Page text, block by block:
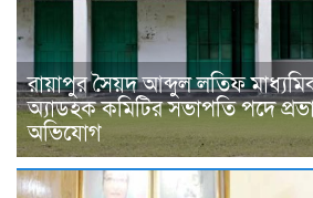
রায়াপুর সৈয়দ আব্দুল লতিফ
অ্যাডহক কমিটির সভাপতি পদে
অভিযোগ